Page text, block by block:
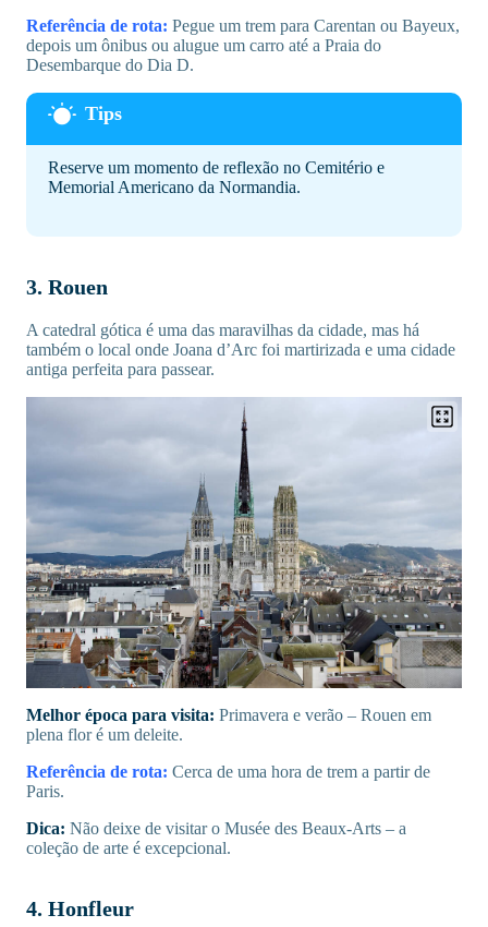
Referência de rota: Pegue um trem para Carentan ou Bayeux,
depois um ônibus ou alugue um carro até a Praia do
Desembarque do Dia D.
Reserve um momento de reflexão no Cemitério e
Memorial Americano da Normandia.
3. Rouen
A catedral gótica é uma das maravilhas da cidade, mas há
também o local onde Joana d’Arc foi martirizada e uma cidade
antiga perfeita para passear.
Melhor época para visita: Primavera e verão – Rouen em
plena flor é um deleite.
Referência de rota: Cerca de uma hora de trem a partir de
Paris.
Dica: Não deixe de visitar o Musée des Beaux-Arts – a
coleção de arte é excepcional.
4. Honfleur